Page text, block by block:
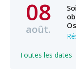
08
août.
Toutes les dates